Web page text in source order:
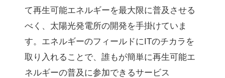
て再生可能エネルギーを最大限に普及させる
べく、太陽光発電所の開発を手掛けていま
す。エネルギーのフィールドにITのチカラを
取り入れることで、誰もが簡単に再生可能エ
ネルギーの普及に参加できるサービス